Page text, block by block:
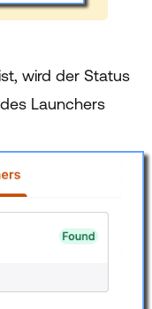
wird der Status
Launchers